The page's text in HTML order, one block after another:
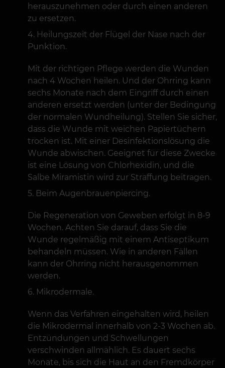
herauszunehmen oder durch einen anderen
zu ersetzen.
Heilungszeit der Flügel der Nase nach der
Punktion.
Mit der richtigen Pflege werden die Wunden
nach 4 Wochen heilen. Und der Ohrring kann
sechs Monate nach dem Eingriff durch einen
anderen ersetzt werden (unter der Bedingung
der normalen Wundheilung). Stellen Sie sicher,
dass die Wunde mit weichen Papiertüchern
trocken ist. Mit einer Desinfektionslösung die
Wunde abwischen. Geeignet für diese Zwecke
ist eine Lösung von Chlorhexidin, und die
Salbe Miramistin wird zur Straffung beitragen.
Beim Augenbrauenpiercing.
Die Regeneration von Geweben erfolgt in 8-9
Wochen. Achten Sie darauf, dass Sie die
Wunde regelmäßig mit einem Antiseptikum
behandeln müssen. Wie in anderen Fällen
kann der Ohrring nicht herausgenommen
werden.
Mikrodermale.
Wenn das Verfahren eingehalten wird, heilen
die Mikrodermal innerhalb von 2-3 Wochen ab.
Entzündungen und Schwellungen
verschwinden allmählich. Es dauert sechs
Monate, bis sich die Haut an den Fremdkörper